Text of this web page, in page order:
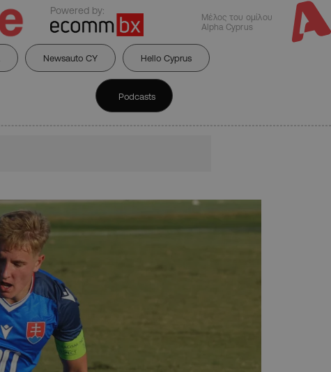
Powered by:
Μέλος του ομίλου
Alpha Cyprus
Newsauto CY Hello Cyprus
Podcasts